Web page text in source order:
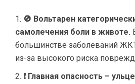
🚫 Вольтарен
самолечения боли в животе.
большинстве заболеваний
из-за высокого риска
❗ Главная опасность –